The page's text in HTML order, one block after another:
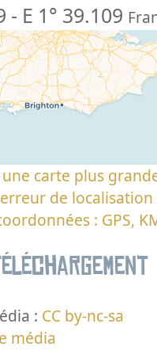
- E 1° 39.109
carte plus
de localisation
: GPS,
: CC by-nc-sa
média